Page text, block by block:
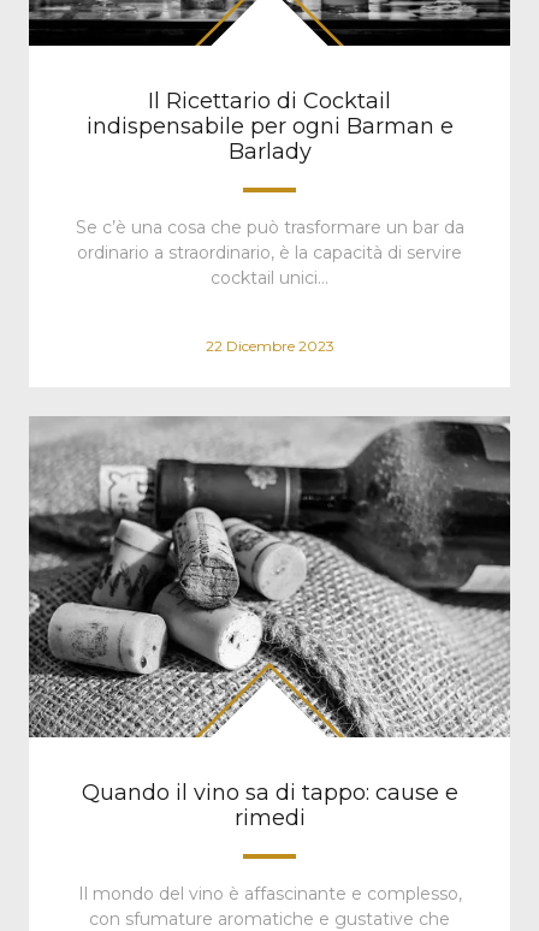
Il Ricettario di Cocktail
indispensabile per ogni Barman e
Barlady
Se c’è una cosa che può trasformare un bar da
ordinario a straordinario, è la capacità di servire
cocktail unici…
22 Dicembre 2023
Quando il vino sa di tappo: cause e
rimedi
Il mondo del vino è affascinante e complesso,
con sfumature aromatiche e gustative che